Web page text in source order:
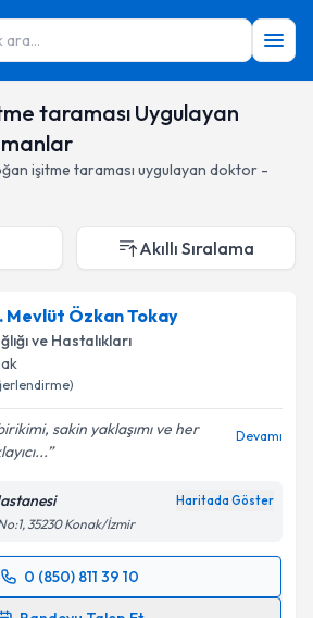
ara...
taraması Uygulayan
işitme taraması uygulayan doktor -
Akıllı Sıralama
Mevlüt Özkan Tokay
ve Hastalıkları
sakin yaklaşımı ve her
Devamı
Haritada Göster
35230 Konak/İzmir
0 (850) 811 39 10
Talebi